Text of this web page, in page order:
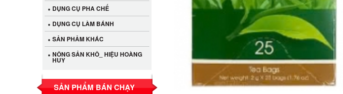
DỤNG CỤ PHA CHẾ
DỤNG CỤ LÀM BÁNH
SẢN PHẢM KHÁC
NÔNG SẢN KHÔ_ HIỆU HOÀNG
HUY
SẢN PHẨM BÁN CHẠY
Cần Tây Đà Lạt
40.000 VND
LỐC 12 HỦ
LKK 260g